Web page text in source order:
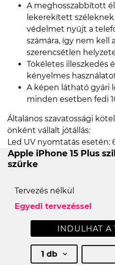
A meghosszabbított
lekerekített
védelmet nyújt a
számára, így nem kell
szerencsétlen
Tökéletes illeszkedés
kényelmes
A képen látható gyári
minden esetben fedi
Általános szavatossági
önként vállalt jótállás:
Led UV nyomtatás esetén:
Apple iPhone 15 Plus
szürke
Tervezés nélkül
Egyedi tervezéssel
INDULHAT A
1 db